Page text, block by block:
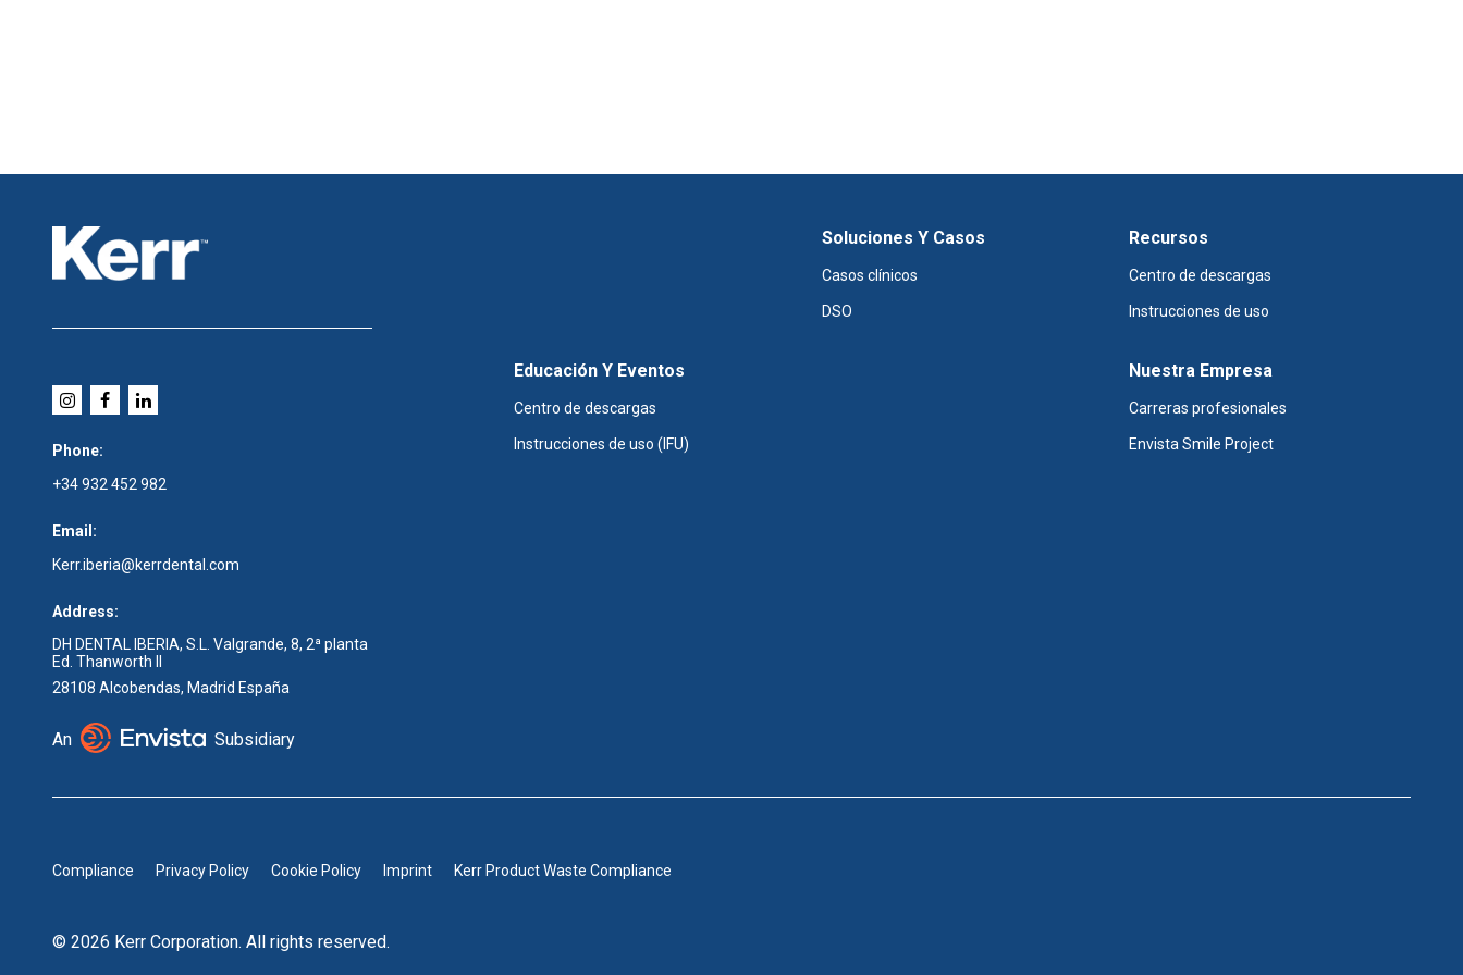
Phone:
+34 932 452 982
Email:
Kerr.iberia@kerrdental.com
Address:
DH DENTAL IBERIA, S.L. Valgrande, 8, 2ª planta
Ed. Thanworth II
28108 Alcobendas, Madrid España
An Subsidiary
Soluciones Y Casos
Casos clínicos
DSO
Recursos
Centro de descargas
Instrucciones de uso
Educación Y Eventos
Centro de descargas
Instrucciones de uso (IFU)
Nuestra Empresa
Carreras profesionales
Envista Smile Project
Compliance Privacy Policy Cookie Policy Imprint Kerr Product Waste Compliance
© 2026 Kerr Corporation. All rights reserved.